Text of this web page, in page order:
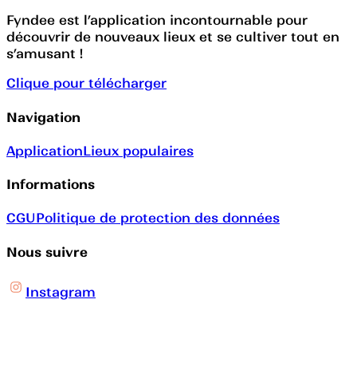
Fyndee est l’application incontournable pour
découvrir de nouveaux lieux et se cultiver tout en
s’amusant !
Clique pour télécharger
Navigation
ApplicationLieux populaires
Informations
CGUPolitique de protection des données
Nous suivre
Instagram